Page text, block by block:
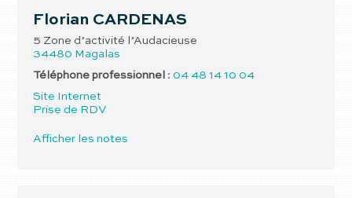
Florian CARDENAS
5 Zone d’activité l’Audacieuse
34480 Magalas
Téléphone professionnel : 04 48 14 10 04
Site Internet
Prise de RDV
Afficher les notes